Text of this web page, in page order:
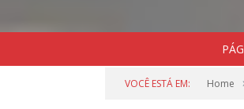
VOCÊ ESTÁ EM: Home